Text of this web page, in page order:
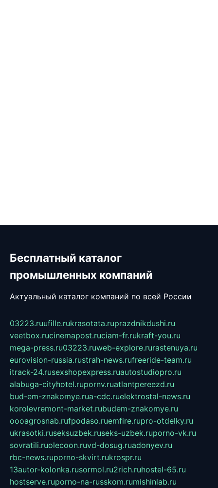
Бесплатный каталог
промышленных компаний
Актуальный каталог компаний по всей России
03223.ruufille.rukrasotata.ruprazdnikdushi.ru
veetbox.rucinemapost.ruciam-fr.rukraft-you.ru
mega-press.ru03223.ruweb-explore.rurastenuya.ru
eurovision-russia.rustrah-news.rufreeride-team.ru
itrack-24.rusexshopexpress.ruautostudiopro.ru
alabuga-cityhotel.rupornv.ruatlantpereezd.ru
bud-em-znakomye.rua-cdc.ruelektrostal-news.ru
korolevremont-market.rubudem-znakomye.ru
oooagrosnab.rufpodaso.ruemfire.rupro-otdelky.ru
ukrasotki.ruseksuzbek.ruseks-uzbek.ruporno-vk.ru
sovratili.ruolecoon.ruvd-dosug.ruadonyev.ru
rbc-news.ruporno-skvirt.rukrospr.ru
13autor-kolonka.rusormol.ru2rich.ruhostel-65.ru
hostserve.ruporno-na-russkom.rumishinlab.ru